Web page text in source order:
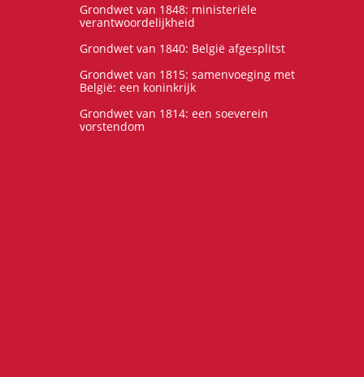
Grondwet van 1848: ministeriële
verantwoordelijkheid
Grondwet van 1840: België afgesplitst
Grondwet van 1815: samenvoeging met
België: een koninkrijk
Grondwet van 1814: een soeverein
vorstendom